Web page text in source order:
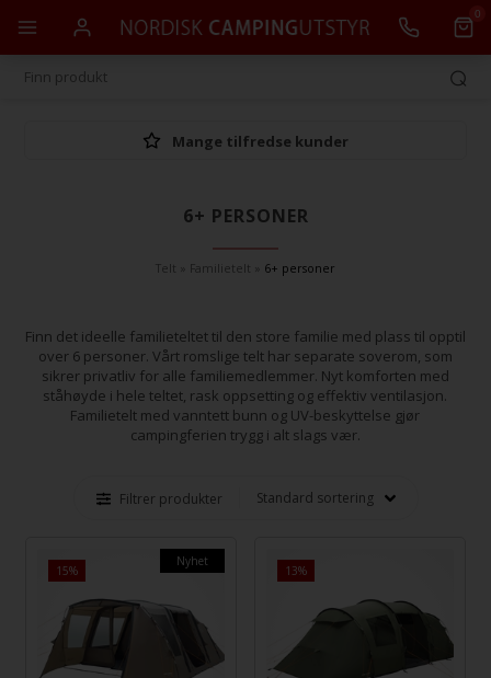
0
Mange tilfredse kunder
6+ PERSONER
Telt Familietelt 6+ personer
Finn det ideelle familieteltet til den store familie med plass til opptil
over 6 personer. Vårt romslige telt har separate soverom, som
sikrer privatliv for alle familiemedlemmer. Nyt komforten med
ståhøyde i hele teltet, rask oppsetting og effektiv ventilasjon.
Familietelt med vanntett bunn og UV-beskyttelse gjør
campingferien trygg i alt slags vær.
Filtrer produkter
Nyhet
15% 13%